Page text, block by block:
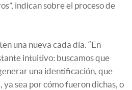
indican sobre el proceso de
una nueva cada día. “En
intuitivo: buscamos que
una identificación, que
sea por cómo fueron dichas, o